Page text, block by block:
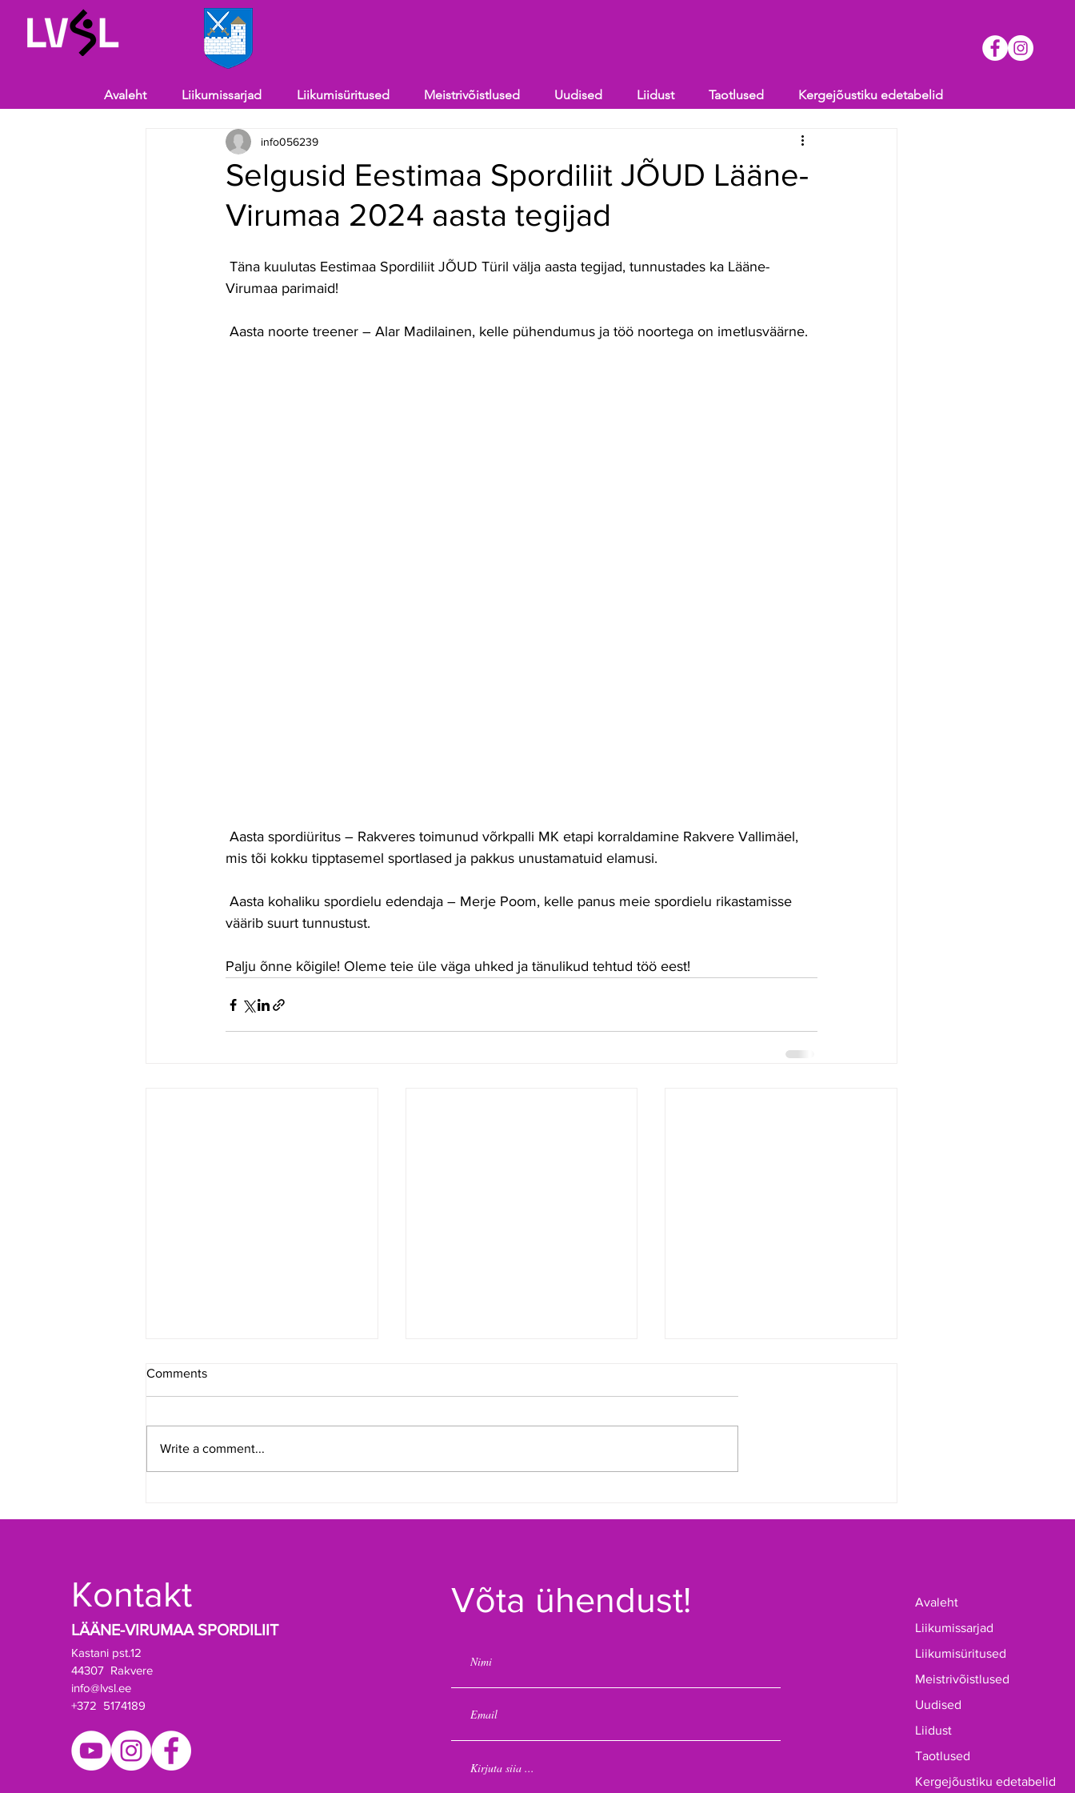
Avaleht Liikumissarjad Liikumisüritused Meistrivõistlused Uudised Liidust Taotlused Kergejõustiku edetabelid
Selgusid Eestimaa Spordiliit JÕUD Lääne-
Virumaa 2024 aasta tegijad
info056239
Virumaa parimaid!
Aasta noorte treener – Alar Madilainen, kelle pühendumus ja töö noortega on imetlusväärne.
mis tõi kokku tipptasemel sportlased ja pakkus unustamatuid elamusi.
väärib suurt tunnustust.
Palju õnne kõigile! Oleme teie üle väga uhked ja tänulikud tehtud töö eest!
Comments
Write a comment...
Kontakt
LÄÄNE-VIRUMAA SPORDILIIT
Kastani pst.12
44307 Rakvere
info@lvsl.ee
+372 5174189
Võta ühendust!
Avaleht
Liikumissarjad
Liikumisüritused
Meistrivõistlused
Uudised
Liidust
Taotlused
Kergejõustiku edetabelid